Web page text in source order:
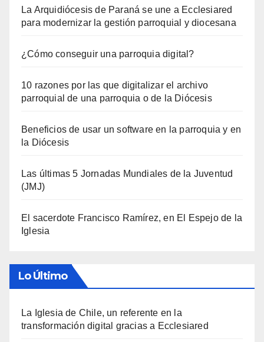
La Arquidiócesis de Paraná se une a Ecclesiared
para modernizar la gestión parroquial y diocesana
¿Cómo conseguir una parroquia digital?
10 razones por las que digitalizar el archivo
parroquial de una parroquia o de la Diócesis
Beneficios de usar un software en la parroquia y en
la Diócesis
Las últimas 5 Jornadas Mundiales de la Juventud
(JMJ)
El sacerdote Francisco Ramírez, en El Espejo de la
Iglesia
Lo Último
La Iglesia de Chile, un referente en la
transformación digital gracias a Ecclesiared